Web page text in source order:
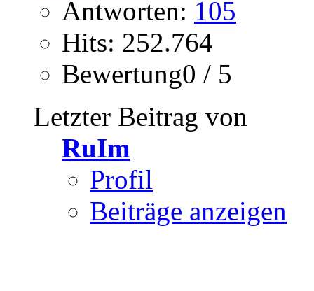
Antworten: 105
Hits: 252.764
Bewertung0 / 5
Letzter Beitrag von
RuIm
Profil
Beiträge anzeigen